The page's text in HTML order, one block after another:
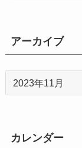
アーカイブ
ブカレンダー